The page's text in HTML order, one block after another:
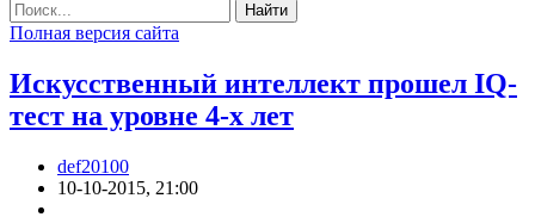
Найти
Полная версия сайта
Искусственный интеллект прошел IQ-
тест на уровне 4-х лет
def20100
10-10-2015, 21:00